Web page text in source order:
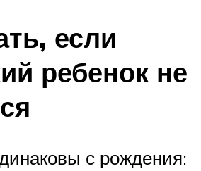
если
ребенок не
с рождения: